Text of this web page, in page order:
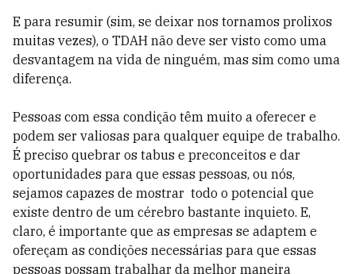
E para resumir (sim, se deixar nos tornamos prolixos
muitas vezes), o TDAH não deve ser visto como uma
desvantagem na vida de ninguém, mas sim como uma
diferença.
Pessoas com essa condição têm muito a oferecer e
podem ser valiosas para qualquer equipe de trabalho.
É preciso quebrar os tabus e preconceitos e dar
oportunidades para que essas pessoas, ou nós,
sejamos capazes de mostrar todo o potencial que
existe dentro de um cérebro bastante inquieto. E,
claro, é importante que as empresas se adaptem e
ofereçam as condições necessárias para que essas
pessoas possam trabalhar da melhor maneira